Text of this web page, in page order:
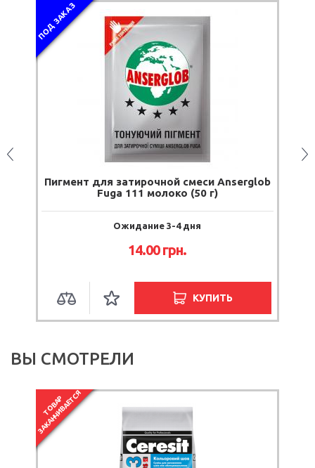
для затирочной смеси Anserglob
Fuga 111 молоко (50 г)
Ожидание 3-4 дня
Затирка для
ВЫ СМОТРЕЛИ
ТОВАР
ЗАКАНЧИВАЕТСЯ